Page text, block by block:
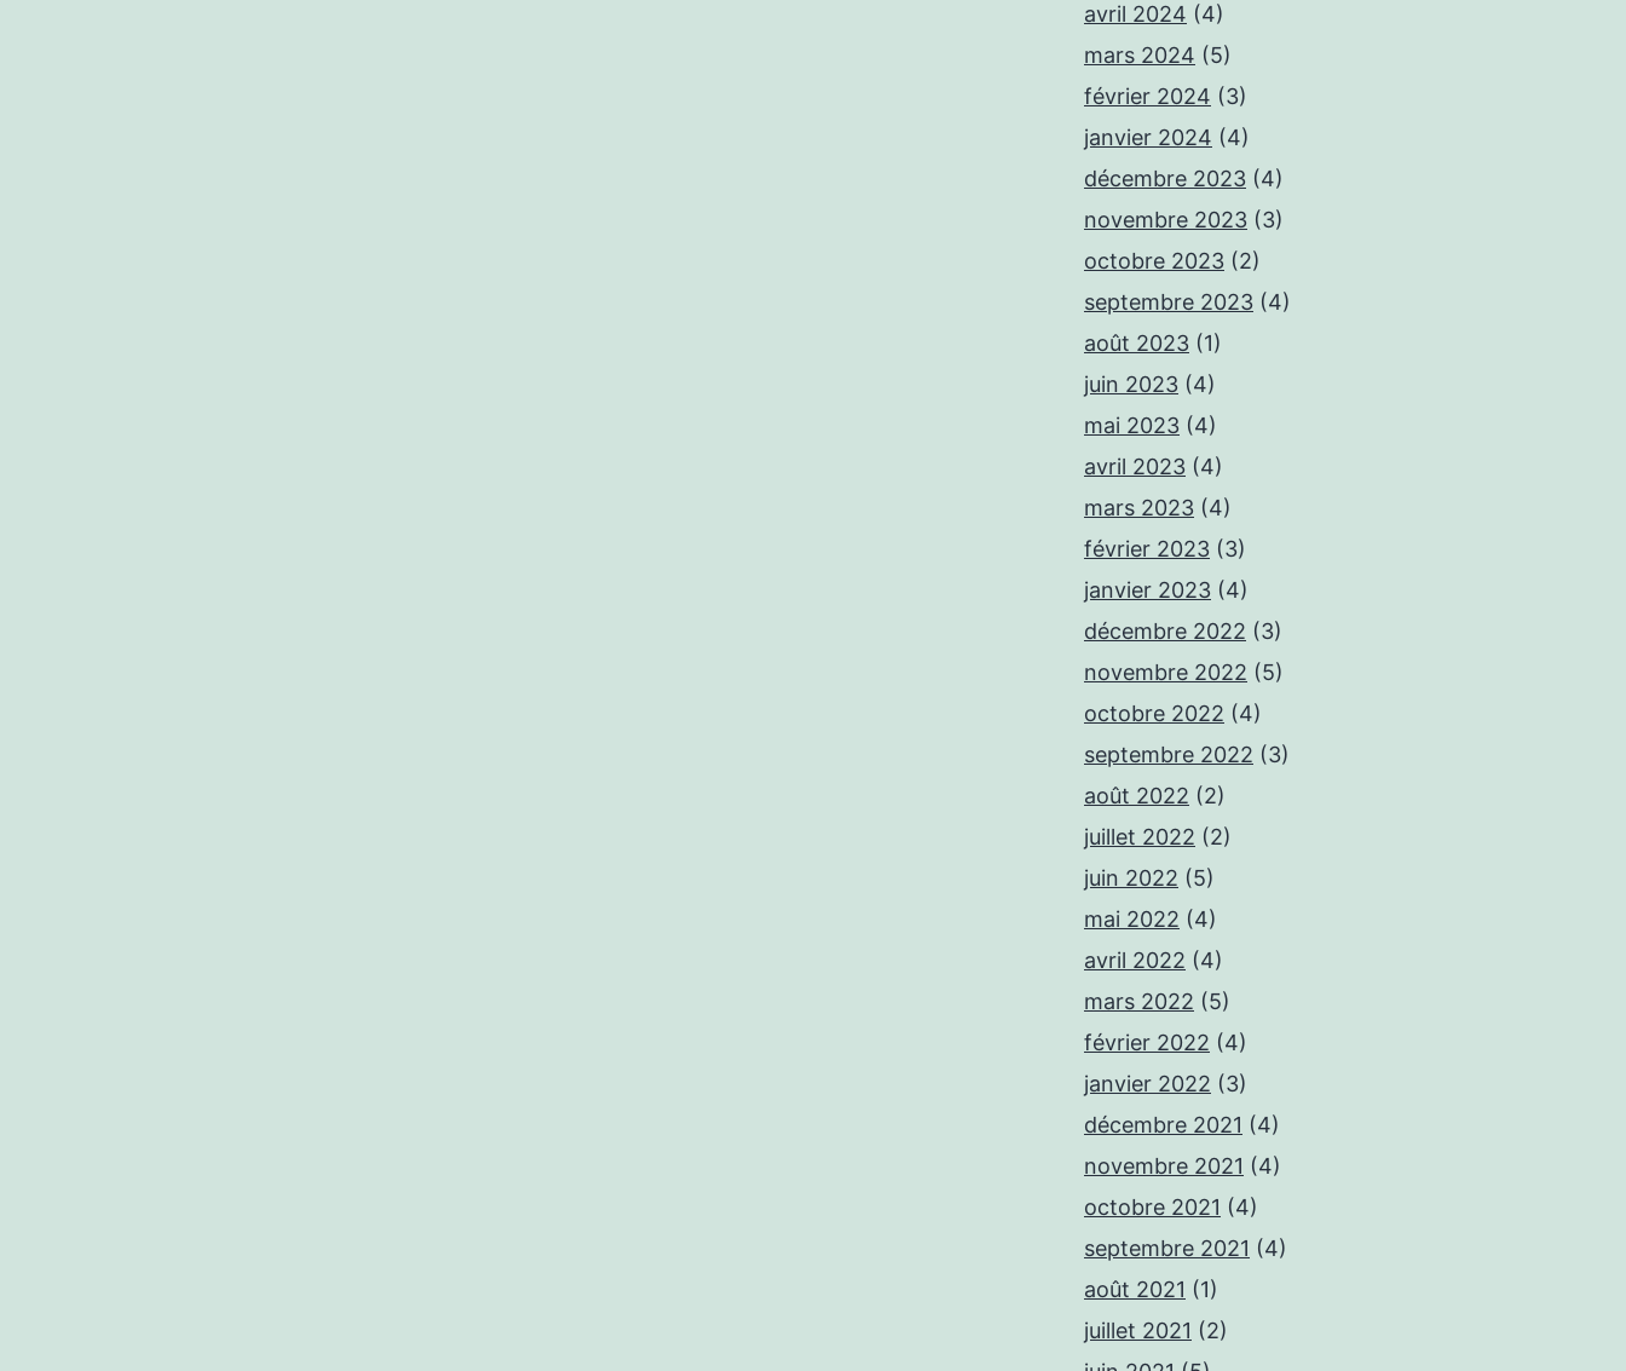
avril 2024 (4)
mars 2024 (5)
février 2024 (3)
janvier 2024 (4)
décembre 2023 (4)
novembre 2023 (3)
octobre 2023 (2)
septembre 2023 (4)
août 2023 (1)
juin 2023 (4)
mai 2023 (4)
avril 2023 (4)
mars 2023 (4)
février 2023 (3)
janvier 2023 (4)
décembre 2022 (3)
novembre 2022 (5)
octobre 2022 (4)
septembre 2022 (3)
août 2022 (2)
juillet 2022 (2)
juin 2022 (5)
mai 2022 (4)
avril 2022 (4)
mars 2022 (5)
février 2022 (4)
janvier 2022 (3)
décembre 2021 (4)
novembre 2021 (4)
octobre 2021 (4)
septembre 2021 (4)
août 2021 (1)
juillet 2021 (2)